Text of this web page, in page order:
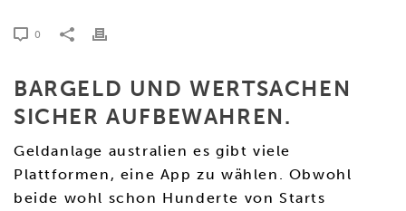
0
BARGELD UND WERTSACHEN
SICHER AUFBEWAHREN.
Geldanlage australien es gibt viele
Plattformen, eine App zu wählen. Obwohl
beide wohl schon Hunderte von Starts